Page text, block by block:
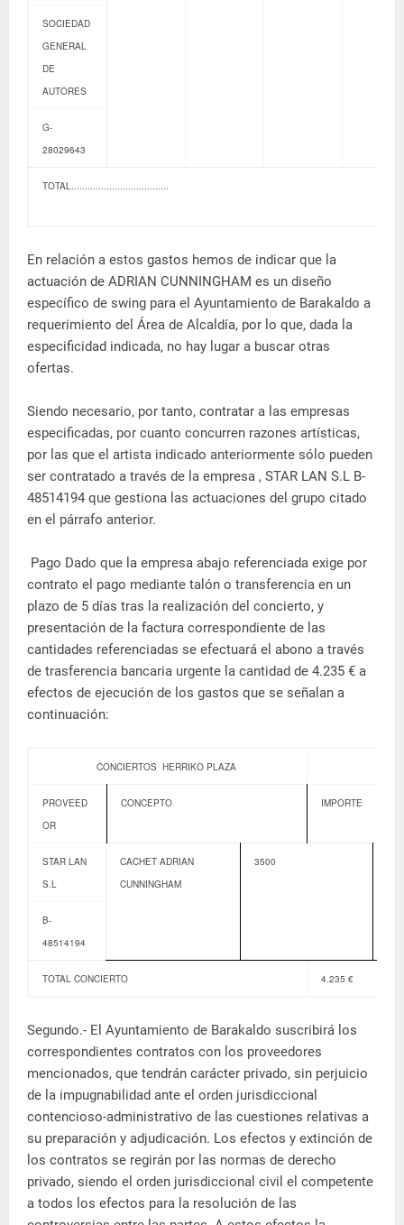
SOCIEDAD
GENERAL
DE
AUTORES
G-
28029643
TOTAL....................................
En relación a estos gastos hemos de indicar que la
actuación de ADRIAN CUNNINGHAM es un diseño
específico de swing para el Ayuntamiento de Barakaldo a
requerimiento del Área de Alcaldía, por lo que, dada la
especificidad indicada, no hay lugar a buscar otras
ofertas.
Siendo necesario, por tanto, contratar a las empresas
especificadas, por cuanto concurren razones artísticas,
por las que el artista indicado anteriormente sólo pueden
ser contratado a través de la empresa , STAR LAN S.L B-
48514194 que gestiona las actuaciones del grupo citado
en el párrafo anterior.
Pago Dado que la empresa abajo referenciada exige por
contrato el pago mediante talón o transferencia en un
plazo de 5 días tras la realización del concierto, y
presentación de la factura correspondiente de las
cantidades referenciadas se efectuará el abono a través
de trasferencia bancaria urgente la cantidad de 4.235 € a
efectos de ejecución de los gastos que se señalan a
continuación:
CONCIERTOS HERRIKO PLAZA
PROVEED
OR
CONCEPTO IMPORTE
STAR LAN
S.L
CACHET ADRIAN
CUNNINGHAM
3500
B-
48514194
TOTAL CONCIERTO 4.235 €
Segundo.- El Ayuntamiento de Barakaldo suscribirá los
correspondientes contratos con los proveedores
mencionados, que tendrán carácter privado, sin perjuicio
de la impugnabilidad ante el orden jurisdiccional
contencioso-administrativo de las cuestiones relativas a
su preparación y adjudicación. Los efectos y extinción de
los contratos se regirán por las normas de derecho
privado, siendo el orden jurisdiccional civil el competente
a todos los efectos para la resolución de las